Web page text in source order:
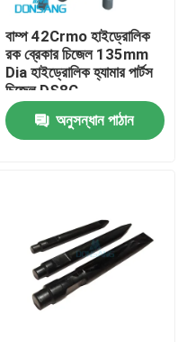
বাম্প 42Crmo হাইড্রোলিক
রক ব্রেকার চিজেল 135mm
Dia হাইড্রোলিক হ্যামার পার্টস
চিজেল DS8C
অনুসন্ধান পাঠান